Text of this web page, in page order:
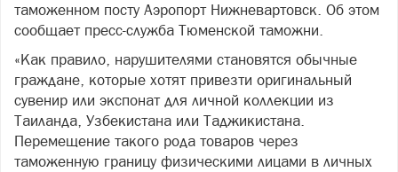
таможенном посту Аэропорт Нижневартовск. Об этом
сообщает пресс-служба Тюменской таможни.
«Как правило, нарушителями становятся обычные
граждане, которые хотят привезти оригинальный
сувенир или экспонат для личной коллекции из
Таиланда, Узбекистана или Таджикистана.
Перемещение такого рода товаров через
таможенную границу физическими лицами в личных